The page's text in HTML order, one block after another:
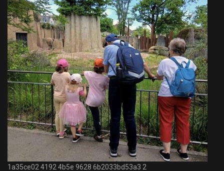
1a35ce02 4192 4b5e 9628 6b2033bd53a3 2